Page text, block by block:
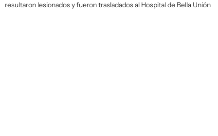
resultaron lesionados y fueron trasladados al Hospital de Bella Unión